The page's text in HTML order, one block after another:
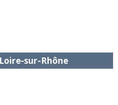
sur-Rhône